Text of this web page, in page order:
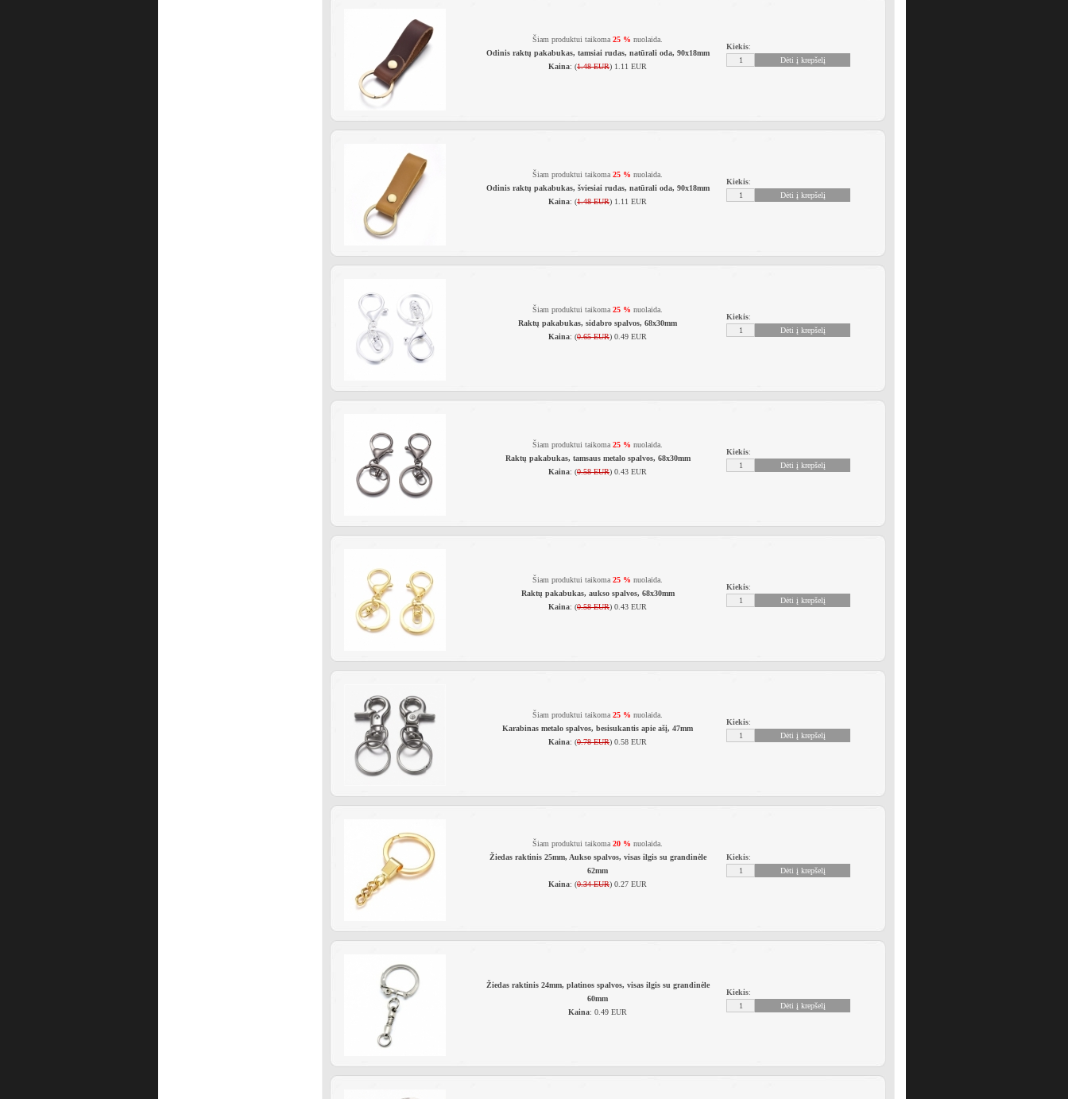
Šiam produktui taikoma 25 % nuolaida.
Odinis raktų pakabukas, tamsiai rudas, natūrali oda, 90x18mm
Kaina: (1.48 EUR) 1.11 EUR
Kiekis:
Šiam produktui taikoma 25 % nuolaida.
Odinis raktų pakabukas, šviesiai rudas, natūrali oda, 90x18mm
Kaina: (1.48 EUR) 1.11 EUR
Kiekis:
Šiam produktui taikoma 25 % nuolaida.
Raktų pakabukas, sidabro spalvos, 68x30mm
Kaina: (0.65 EUR) 0.49 EUR
Kiekis:
Šiam produktui taikoma 25 % nuolaida.
Raktų pakabukas, tamsaus metalo spalvos, 68x30mm
Kaina: (0.58 EUR) 0.43 EUR
Kiekis:
Šiam produktui taikoma 25 % nuolaida.
Raktų pakabukas, aukso spalvos, 68x30mm
Kaina: (0.58 EUR) 0.43 EUR
Kiekis:
Šiam produktui taikoma 25 % nuolaida.
Karabinas metalo spalvos, besisukantis apie ašį, 47mm
Kaina: (0.78 EUR) 0.58 EUR
Kiekis:
Šiam produktui taikoma 20 % nuolaida.
Žiedas raktinis 25mm, Aukso spalvos, visas ilgis su grandinėle
62mm
Kaina: (0.34 EUR) 0.27 EUR
Kiekis:
Žiedas raktinis 24mm, platinos spalvos, visas ilgis su grandinėle
60mm
Kaina: 0.49 EUR
Kiekis: